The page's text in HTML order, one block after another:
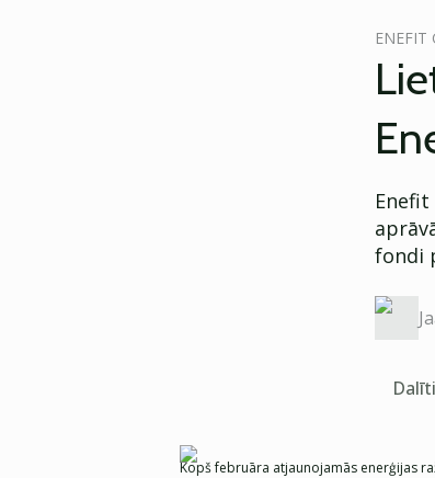
ENEFIT
fondi
Kopš februāra atjaunojamās enerģijas